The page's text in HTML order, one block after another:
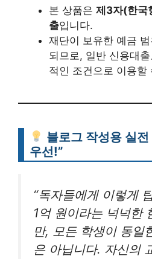
본 상품은 제3자(한국
출입니다.
재단이 보유한 예금
되므로, 일반 신용대
적인 조건으로 이용할
블로그 작성용 실
우선!”
“독자들에게 이렇게
1억 원이라는 넉넉한
만, 모든 학생이 동일
은 아닙니다. 자신의